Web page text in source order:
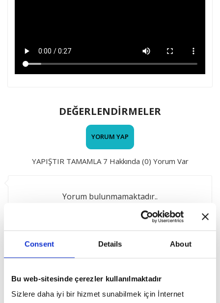
Consent Details About
Bu web-sitesinde çerezler kullanılmaktadır
Sizlere daha iyi bir hizmet sunabilmek için İnternet
DEĞERLENDİRMELER
YORUM YAP
YAPIŞTIR TAMAMLA 7 Hakkında (0) Yorum Var
Yorum bulunmamaktadır..
BU ÜRÜNLERE DE GÖZ AT